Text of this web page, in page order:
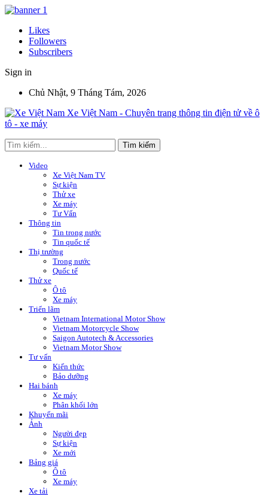
Likes
Followers
Subscribers
Sign in
Chủ Nhật, 9 Tháng Tám, 2026
Xe Việt Nam - Chuyên trang thông tin điện tử về ô
tô - xe máy
Video
Xe Việt Nam TV
Sự kiện
Thử xe
Xe máy
Tư Vấn
Thông tin
Tin trong nước
Tin quốc tế
Thị trường
Trong nước
Quốc tế
Thử xe
Ô tô
Xe máy
Triển lãm
Vietnam International Motor Show
Vietnam Motorcycle Show
Saigon Autotech & Accessories
Vietnam Motor Show
Tư vấn
Kiến thức
Bảo dưỡng
Hai bánh
Xe máy
Phân khối lớn
Khuyến mãi
Ảnh
Người đẹp
Sự kiện
Xe mới
Bảng giá
Ô tô
Xe máy
Xe tải